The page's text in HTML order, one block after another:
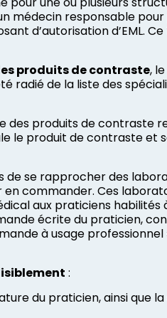
médecin responsable
d’autorisation d’EML.
produits de contraste,
radié de la liste des
des produits de contraste
le produit de contraste et
de se rapprocher des
commander. Ces
aux praticiens habilités
écrite du praticien,
à usage
:
du praticien, ainsi que